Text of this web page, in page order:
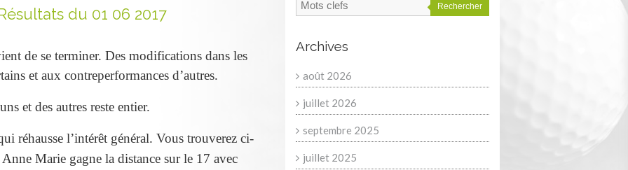
du 01 06 2017
de se terminer. Des modifications dans les
et aux contreperformances d’autres.
et des autres reste entier.
réhausse l’intérêt général. Vous trouverez ci-
Marie gagne la distance sur le 17 avec
Rechercher
Archives
août 2026
juillet 2026
septembre 2025
juillet 2025